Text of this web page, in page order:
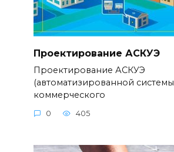
Проектирование АСКУЭ
Проектирование АСКУЭ
(автоматизированной системы
коммерческого
0 405